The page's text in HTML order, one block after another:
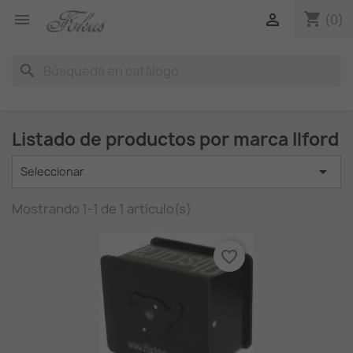
 shopping_cart (0)

search
Listado de productos por marca Ilford
Seleccionar 
Mostrando 1-1 de 1 artículo(s)
favorite_border